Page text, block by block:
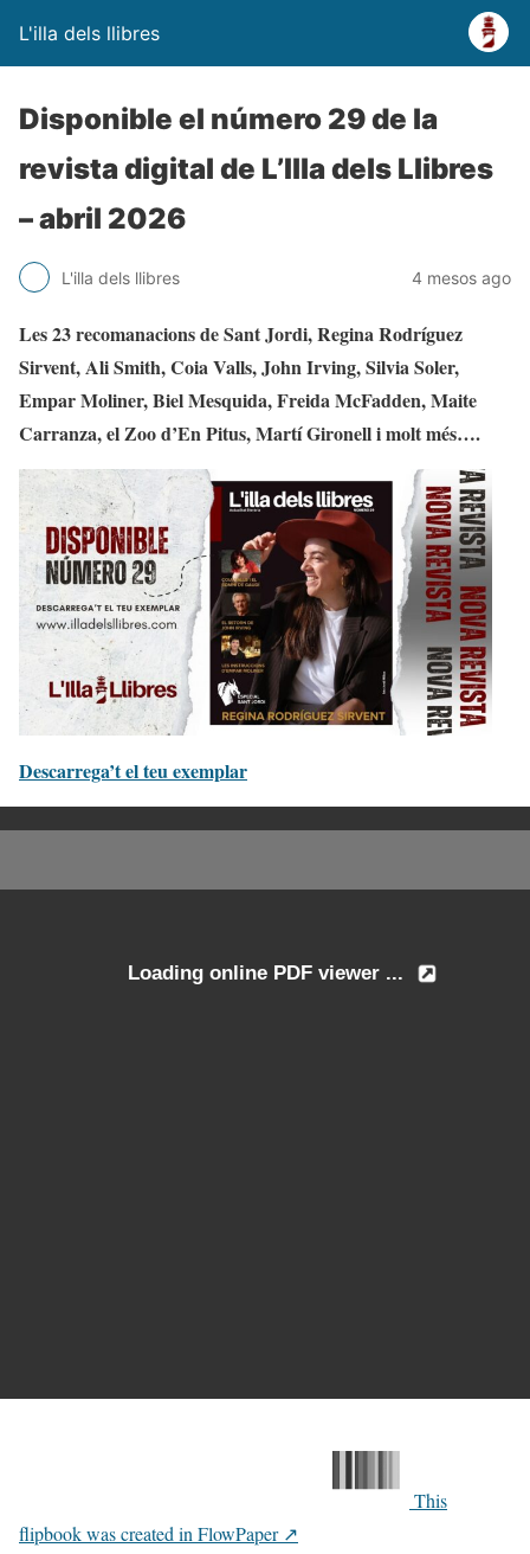
L'illa dels llibres
Disponible el número 29 de la
revista digital de L’Illa dels Llibres
– abril 2026
L'illa dels llibres 4 mesos ago
Les 23 recomanacions de Sant Jordi, Regina Rodríguez
Sirvent, Ali Smith, Coia Valls, John Irving, Silvia Soler,
Empar Moliner, Biel Mesquida,Freida McFadden, Maite
Carranza, el Zoo d’En Pitus, Martí Gironell i molt més….
Descarrega’t el teu exemplar
This
flipbook was created in FlowPaper ↗